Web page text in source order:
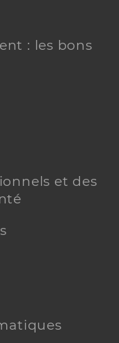
: les bons
et des